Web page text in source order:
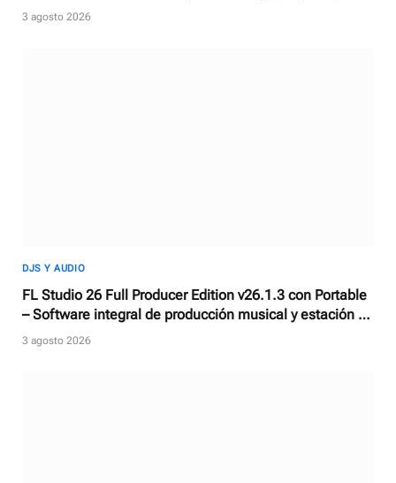
actualizar controladores
3 agosto 2026
DJS Y AUDIO
FL Studio 26 Full Producer Edition v26.1.3 con Portable
– Software integral de producción musical y estación de
trabajo de audio digital
3 agosto 2026